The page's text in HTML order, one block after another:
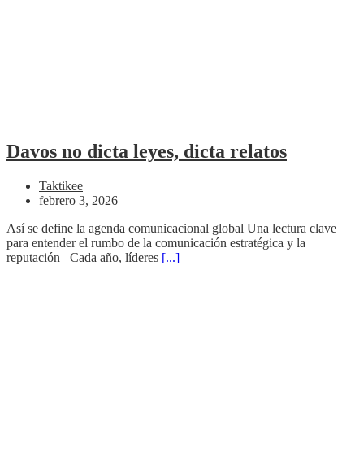
Davos no dicta leyes, dicta relatos
Taktikee
febrero 3, 2026
Así se define la agenda comunicacional global Una lectura clave
para entender el rumbo de la comunicación estratégica y la
reputación Cada año, líderes [...]